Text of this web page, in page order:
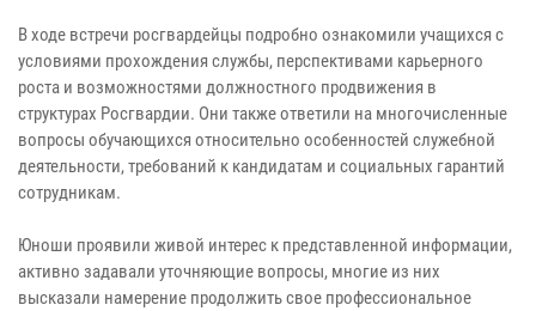
В ходе встречи росгвардейцы подробно ознакомили учащихся с
условиями прохождения службы, перспективами карьерного
роста и возможностями должностного продвижения в
структурах Росгвардии. Они также ответили на многочисленные
вопросы обучающихся относительно особенностей служебной
деятельности, требований к кандидатам и социальных гарантий
сотрудникам.
Юноши проявили живой интерес к представленной информации,
активно задавали уточняющие вопросы, многие из них
высказали намерение продолжить свое профессиональное